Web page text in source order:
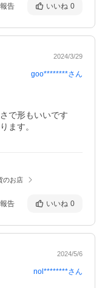
告 いいね 0
2024/3/29
goo********さん
で形もいいです
ます。
のお店
告 いいね 0
2024/5/6
nol********さん